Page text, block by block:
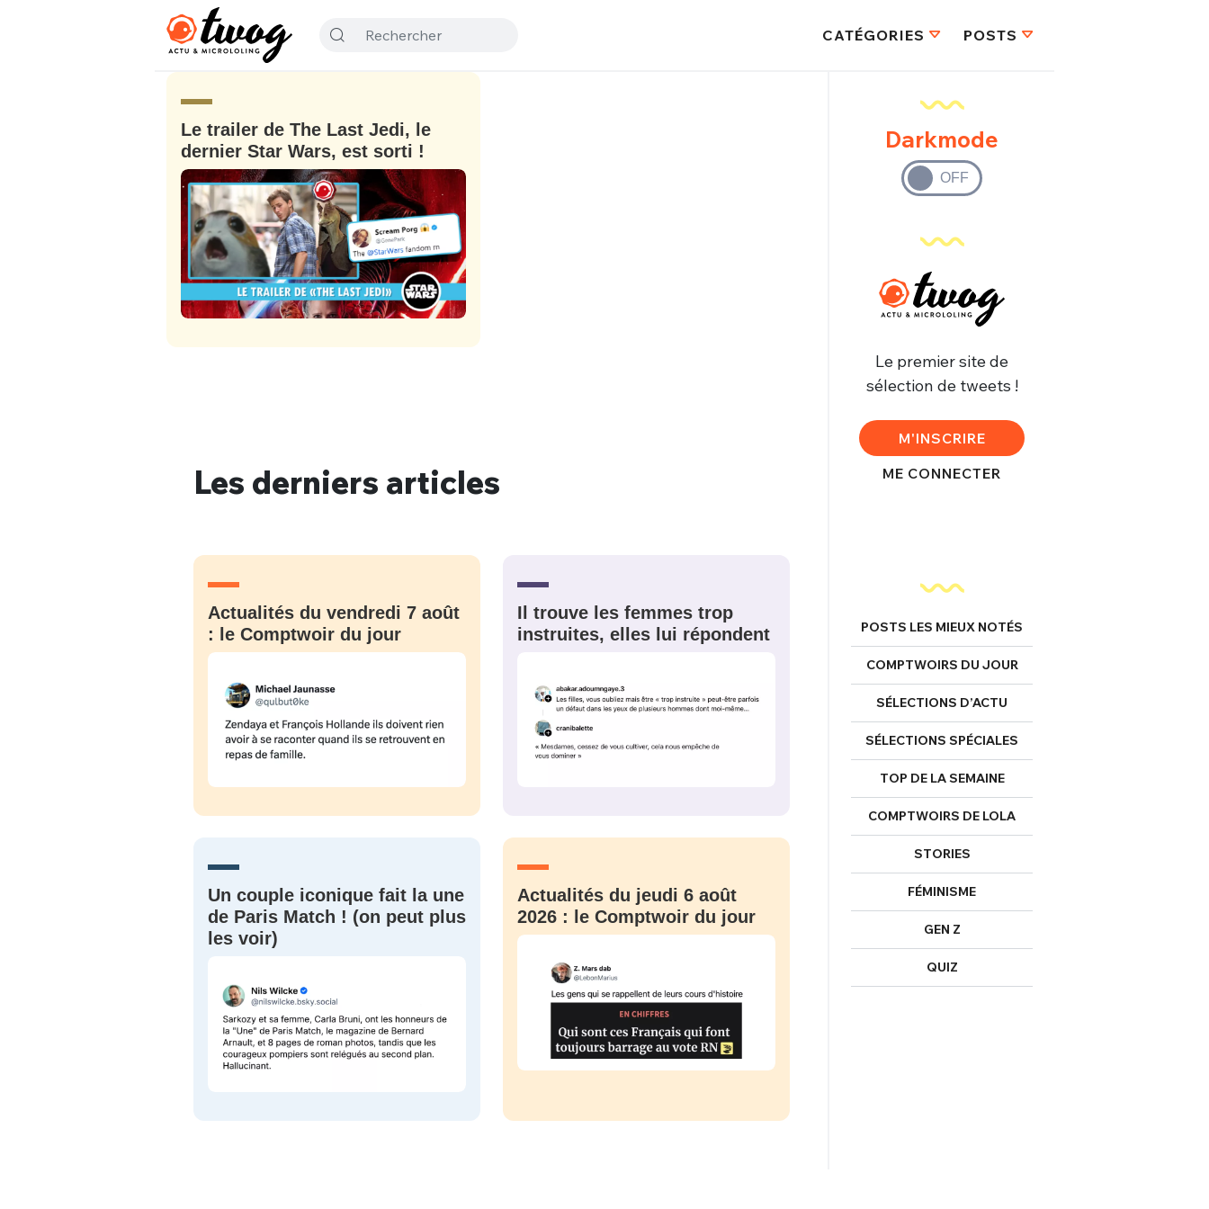
CATÉGORIES POSTS
Le trailer de The Last Jedi, le
dernier Star Wars, est sorti !
Les derniers articles
Actualités du vendredi 7 août
: le Comptwoir du jour
Il trouve les femmes trop
instruites, elles lui répondent
Un couple iconique fait la une
de Paris Match ! (on peut plus
les voir)
Actualités du jeudi 6 août
2026 : le Comptwoir du jour
Darkmode
Le premier site de
sélection de tweets !
M'INSCRIRE
ME CONNECTER
POSTS LES MIEUX NOTÉS
COMPTWOIRS DU JOUR
SÉLECTIONS D’ACTU
SÉLECTIONS SPÉCIALES
TOP DE LA SEMAINE
COMPTWOIRS DE LOLA
STORIES
FÉMINISME
GEN Z
QUIZ
FERMER
PSEUDO *
PASSWORD*
PSEUDO
Mot de passe perdu ?
CONNEXION
VOTRE PARTICIPATION
Que souhaitez-vous proposer ?
Quelques
tweets
Ma propre
sélection
Un Thread
C'EST PARTI